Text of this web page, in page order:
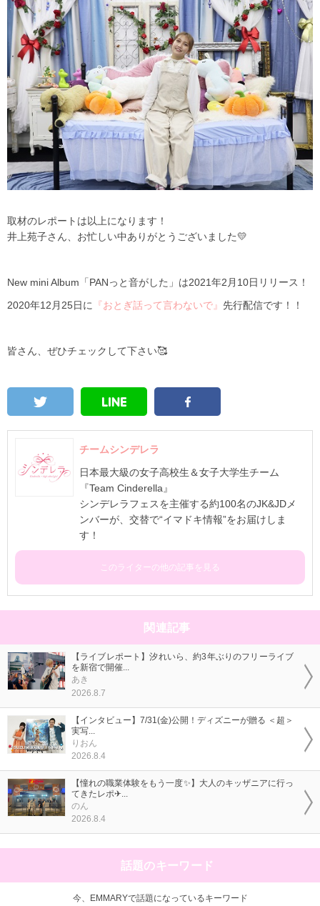
取材のレポートは以上になります！
井上苑子さん、お忙しい中ありがとうございました💛
New mini Album 「PANっと音がした」は2021年2月 10日リリース！
2020年12月25日に 『おとぎ話って言わないで』 先行配信です！！
皆さん、ぜひチェックして下さい🥰
チームシンデレラ
日本最大級の女子高校生＆女子大学生チーム
『Team Cinderella』
シンデレラフェスを主催する約100名のJK&JDメ
ンバーが、交替で“イマドキ情報”をお届けしま
す！
このライターの他の記事を見る
関連記事
【ライブレポート】汐れいら、約3年ぶりのフリーライブ
を新宿で開催...
あき
2026.8.7
【インタビュー】7/31(金)公開！ディズニーが贈る ＜超＞
実写...
りおん
2026.8.4
【憧れの職業体験をもう一度✨】大人のキッザニアに行っ
てきたレポ✈...
のん
2026.8.4
話題のキーワード
今、EMMARYで話題になっているキーワード